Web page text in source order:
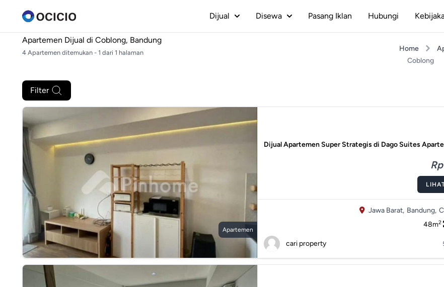
Dijual Disewa Pasang Iklan Hubungi
Apartemen Dijual di Coblong, Bandung
4 Apartemen ditemukan - 1 dari 1 halaman Home
Coblong
Filter
Apartemen
Dijual Apartemen Super Strategis di Dago Suites
Jawa Barat, Bandung,
48m2
cari property